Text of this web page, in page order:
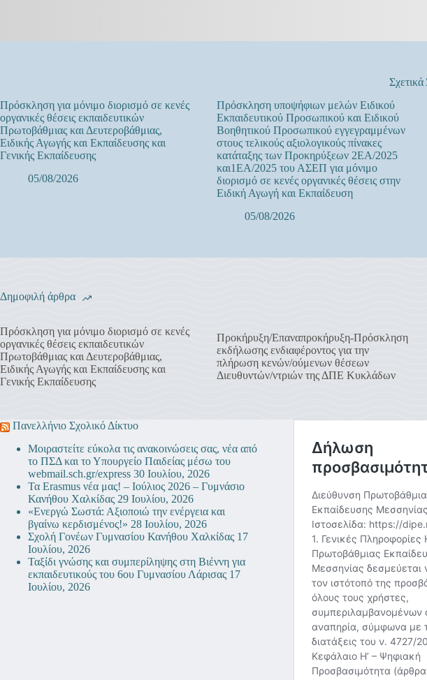
Πρόσκληση για μόνιμο διορισμό σε κενές
οργανικές θέσεις εκπαιδευτικών
Πρωτοβάθμιας και Δευτεροβάθμιας,
Ειδικής Αγωγής και Εκπαίδευσης και
Γενικής Εκπαίδευσης
05/08/2026
Πρόσκληση υποψήφιων μελών Ειδικού
Εκπαιδευτικού Προσωπικού και Ειδικού
Βοηθητικού Προσωπικού εγγεγραμμένων
στους τελικούς αξιολογικούς πίνακες
κατάταξης των Προκηρύξεων 2ΕΑ/2025
και1ΕΑ/2025 του ΑΣΕΠ για μόνιμο
διορισμό σε κενές οργανικές θέσεις στην
Ειδική Αγωγή και Εκπαίδευση
05/08/2026
Δημοφιλή άρθρα
Πρόσκληση για μόνιμο διορισμό σε κενές
οργανικές θέσεις εκπαιδευτικών
Πρωτοβάθμιας και Δευτεροβάθμιας,
Ειδικής Αγωγής και Εκπαίδευσης και
Γενικής Εκπαίδευσης
Προκήρυξη/Επαναπροκήρυξη-Πρόσκληση
εκδήλωσης ενδιαφέροντος για την
πλήρωση κενών/ούμενων θέσεων
Διευθυντών/ντριών της ΔΠΕ Κυκλάδων
Πανελλήνιο Σχολικό Δίκτυο
Μοιραστείτε εύκολα τις ανακοινώσεις σας, νέα από
το ΠΣΔ και το Υπουργείο Παιδείας μέσω του
webmail.sch.gr/express 30 Ιουλίου, 2026
Τα Erasmus νέα μας! – Ιούλιος 2026 – Γυμνάσιο
Κανήθου Χαλκίδας 29 Ιουλίου, 2026
«Ενεργώ Σωστά: Αξιοποιώ την ενέργεια και
βγαίνω κερδισμένος!» 28 Ιουλίου, 2026
Σχολή Γονέων Γυμνασίου Κανήθου Χαλκίδας 17
Ιουλίου, 2026
Ταξίδι γνώσης και συμπερίληψης στη Βιέννη για
εκπαιδευτικούς του 6ου Γυμνασίου Λάρισας 17
Ιουλίου, 2026